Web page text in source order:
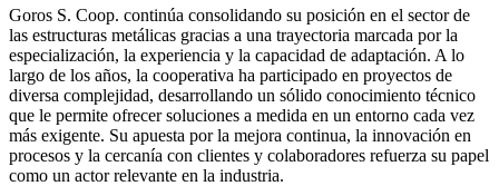
Goros S. Coop. continúa consolidando su posición en el sector de
las estructuras metálicas gracias a una trayectoria marcada por la
especialización, la experiencia y la capacidad de adaptación. A lo
largo de los años, la cooperativa ha participado en proyectos de
diversa complejidad, desarrollando un sólido conocimiento técnico
que le permite ofrecer soluciones a medida en un entorno cada vez
más exigente. Su apuesta por la mejora continua, la innovación en
procesos y la cercanía con clientes y colaboradores refuerza su papel
como un actor relevante en la industria.